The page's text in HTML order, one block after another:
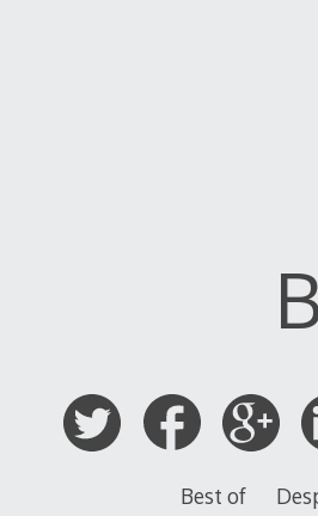
Best of